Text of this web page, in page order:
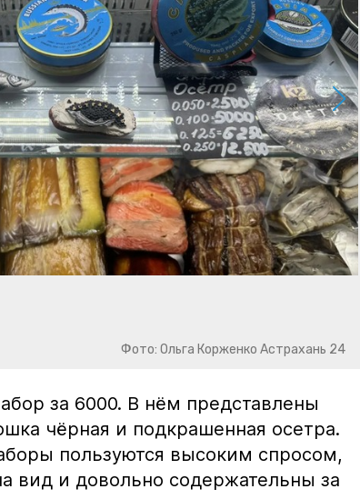
Фото: Ольга Корженко Астрахань 24
за 6000. В нём представлены
чёрная и подкрашенная осетра.
пользуются высоким спросом,
вид и довольно содержательны за